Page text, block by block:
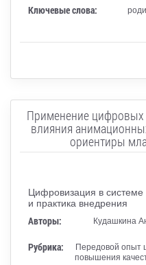
Ключевые слова:
Применение цифровых
влияния
ориентиры
Цифровизация в
и практика внедрения
Авторы:
Кудашкина
Рубрика:
Передовой опыт
повышения